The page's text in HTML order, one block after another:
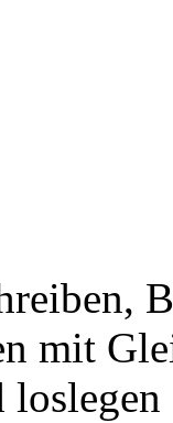
mit
loslegen